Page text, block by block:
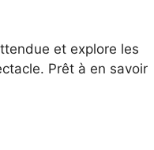
et explore les
Prêt à en savoir